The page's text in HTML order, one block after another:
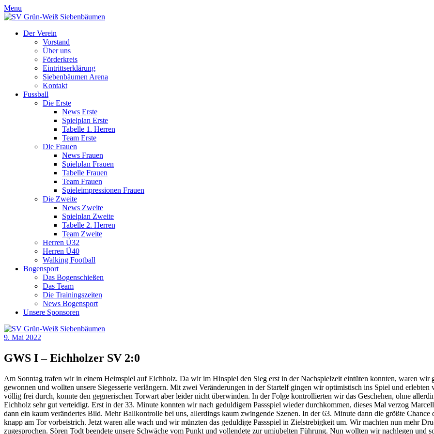
Menu
Der Verein
Vorstand
Über uns
Förderkreis
Eintrittserklärung
Siebenbäumen Arena
Kontakt
Fussball
Die Erste
News Erste
Spielplan Erste
Tabelle 1. Herren
Team Erste
Die Frauen
News Frauen
Spielplan Frauen
Tabelle Frauen
Team Frauen
Spieleimpressionen Frauen
Die Zweite
News Zweite
Spielplan Zweite
Tabelle 2. Herren
Team Zweite
Herren Ü32
Herren Ü40
Walking Football
Bogensport
Das Bogenschießen
Das Team
Die Trainingszeiten
News Bogensport
Unsere Sponsoren
9. Mai 2022
GWS I – Eichholzer SV 2:0
Am Sonntag trafen wir in einem Heimspiel auf Eichholz. Da wir im Hinspiel den Sieg erst in der Nachspielzeit eintüten konnten, waren wir
gewonnen und wollten unsere Siegesserie verlängern. Mit zwei Veränderungen in der Startelf gingen wir optimistisch ins Spiel und
völlig frei durch, konnte den gegnerischen Torwart aber leider nicht überwinden. In der Folge kontrollierten wir das Geschehen, ohne
Eichholz sehr gut verteidigt. Erst in der 33. Minute konnten wir nach geduldigem Passspiel wieder durchkommen, dieses Mal verzog
dann ein kaum verändertes Bild. Mehr Ballkontrolle bei uns, allerdings kaum zwingende Szenen. In der 63. Minute dann die größte Chance
knapp am Tor vorbeistrich. Jetzt waren alle wach und wir münzten das geduldige Passspiel in Zielstrebigkeit um. Wir machten nun mehr
zugesprochen. Sören Todt beendete unsere Schwäche vom Punkt und vollendete zur umjubelten Führung. Nun wollten wir nachlegen und